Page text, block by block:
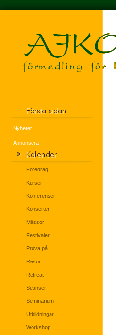
Nyheter
Annonsera
Föredrag
Kurser
Konferenser
Konserter
Mässor
Festivaler
Prova på...
Resor
Retreat
Seanser
Seminarium
Utbildningar
Workshop